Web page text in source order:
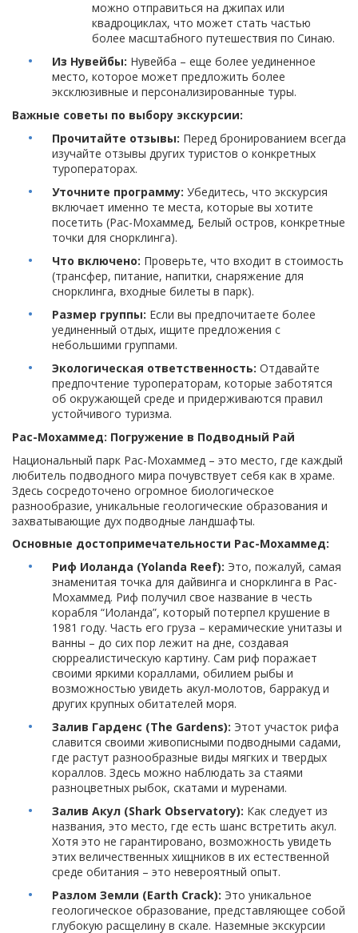
можно отправиться на джипах или
квадроциклах, что может стать частью
более масштабного путешествия по Синаю.
Из Нувейбы: Нувейба – еще более уединенное
место, которое может предложить более
эксклюзивные и персонализированные туры.
Важные советы по выбору экскурсии:
Прочитайте отзывы: Перед бронированием всегда
изучайте отзывы других туристов о конкретных
туроператорах.
Уточните программу: Убедитесь, что экскурсия
включает именно те места, которые вы хотите
посетить (Рас-Мохаммед, Белый остров, конкретные
точки для снорклинга).
Что включено: Проверьте, что входит в стоимость
(трансфер, питание, напитки, снаряжение для
снорклинга, входные билеты в парк).
Размер группы: Если вы предпочитаете более
уединенный отдых, ищите предложения с
небольшими группами.
Экологическая ответственность: Отдавайте
предпочтение туроператорам, которые заботятся
об окружающей среде и придерживаются правил
устойчивого туризма.
Рас-Мохаммед: Погружение в Подводный Рай
Национальный парк Рас-Мохаммед – это место, где каждый
любитель подводного мира почувствует себя как в храме.
Здесь сосредоточено огромное биологическое
разнообразие, уникальные геологические образования и
захватывающие дух подводные ландшафты.
Основные достопримечательности Рас-Мохаммед:
Риф Иоланда (Yolanda Reef): Это, пожалуй, самая
знаменитая точка для дайвинга и снорклинга в Рас-
Мохаммед. Риф получил свое название в честь
корабля “Иоланда”, который потерпел крушение в
1981 году. Часть его груза – керамические унитазы и
ванны – до сих пор лежит на дне, создавая
сюрреалистическую картину. Сам риф поражает
своими яркими кораллами, обилием рыбы и
возможностью увидеть акул-молотов, барракуд и
других крупных обитателей моря.
Залив Гарденс (The Gardens): Этот участок рифа
славится своими живописными подводными садами,
где растут разнообразные виды мягких и твердых
кораллов. Здесь можно наблюдать за стаями
разноцветных рыбок, скатами и муренами.
Залив Акул (Shark Observatory): Как следует из
названия, это место, где есть шанс встретить акул.
Хотя это не гарантировано, возможность увидеть
этих величественных хищников в их естественной
среде обитания – это невероятный опыт.
Разлом Земли (Earth Crack): Это уникальное
геологическое образование, представляющее собой
глубокую расщелину в скале. Наземные экскурсии